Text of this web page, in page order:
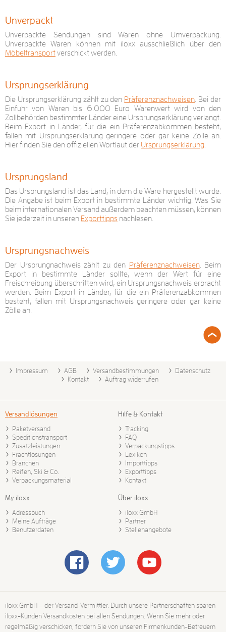
Unverpackt
Unverpackte Sendungen sind Waren ohne Umverpackung.
Unverpackte Waren können mit iloxx ausschließlich über den
Möbeltransportverschickt werden.
Ursprungserklärung
Die Ursprungserklärung zählt zu den Präferenznachweisen . Bei der
Einfuhr von Waren bis 6.000 Euro Warenwert wird von den
Zollbehörden bestimmter Länder eine Ursprungserklärung verlangt.
Beim Export in Länder, für die ein Präferenzabkommen besteht,
fallen mit Ursprungserklärung geringere oder gar keine Zölle an.
Hier finden Sie den offiziellen Wortlaut der Ursprungserklärung
Ursprungsland
Das Ursprungsland ist das Land, in dem die Ware hergestellt wurde.
Die Angabe ist beim Export in bestimmte Länder wichtig. Was Sie
beim internationalen Versand außerdem beachten müssen, können
Sie jederzeit in unseren Exporttipps nachlesen.
Ursprungsnachweis
Der Ursprungnachweis zählt zu den Präferenznachweisen. Beim
Export in bestimmte Länder sollte, wenn der Wert für eine
Freischreibung überschritten wird, ein Ursprungsnachweis erbracht
werden. Beim Export in Länder, für die ein Präferenzabkommen
besteht, fallen mit Ursprungsnachweis geringere oder gar keine
Zölle an.
Impressum AGB Versandbestimmungen
Datenschutz
Kontakt
Auftrag widerrufen
Versandlösungen
Paketversand
Speditionstransport
Zusatzleistungen
Frachtlösungen
Branchen
Reifen, Ski & Co.
Verpackungsmaterial
Hilfe & Kontakt
Tracking
FAQ
Verpackungstipps
Lexikon
Importtipps
Exporttipps
Kontakt
My iloxx
Adressbuch
Meine Aufträge
Benutzerdaten
Über iloxx
iloxx GmbH
Partner
Stellenangebote
iloxx GmbH – der Versand-Vermittler. Durch unsere Partnerschaften sparen
iloxx-Kunden Versandkosten bei allen Sendungen. Wenn Sie mehr oder
regelmäßig verschicken, fordern Sie von unseren Firmenkunden-Betreuern